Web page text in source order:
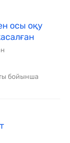
осы оқу
бойынша